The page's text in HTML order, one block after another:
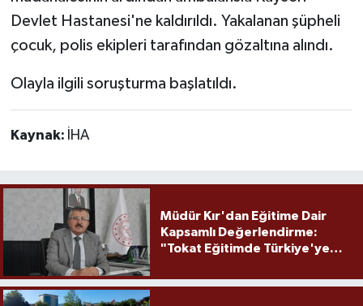
Devlet Hastanesi'ne kaldırıldı. Yakalanan şüpheli
çocuk, polis ekipleri tarafından gözaltına alındı.
Olayla ilgili soruşturma başlatıldı.
Kaynak: İHA
Müdür Kır'dan Eğitime Dair
Kapsamlı Değerlendirme:
"Tokat Eğitimde Türkiye'ye